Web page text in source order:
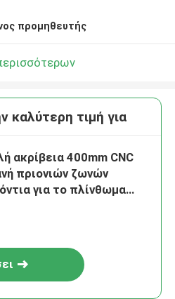
προμηθευτής
καλύτερη τιμή για
ακρίβεια 400mm CNC
πριονιών ζωνών
για το πλίνθωμα